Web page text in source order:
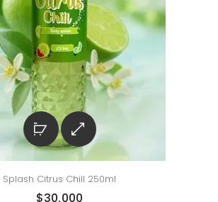
Splash Citrus Chill 250ml
$30.000